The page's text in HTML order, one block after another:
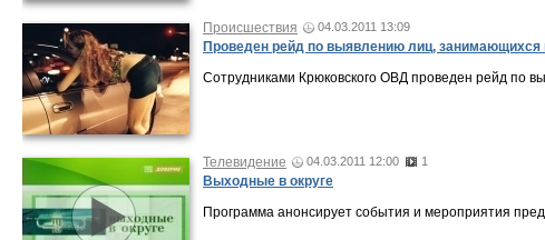
Происшествия 04.03.2011 13:09
Проведен рейд по выявлению лиц, занимающихся
Сотрудниками Крюковского ОВД проведен рейд по
Телевидение 04.03.2011 12:00 1
Выходные в округе
Программа анонсирует события и мероприятия